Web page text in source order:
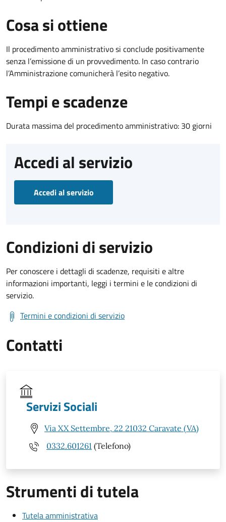
Cosa si ottiene
Il procedimento amministrativo si conclude positivamente
senza l’emissione di un provvedimento. In caso contrario
l’Amministrazione comunicherà l’esito negativo.
Tempi e scadenze
Durata massima del procedimento amministrativo: 30 giorni
Accedi al servizio
Accedi al servizio
Condizioni di servizio
Per conoscere i dettagli di scadenze, requisiti e altre
informazioni importanti, leggi i termini e le condizioni di
servizio.
Termini e condizioni di servizio
Contatti
Servizi Sociali
Via XX Settembre, 22 21032 Caravate (VA)
0332.601261 (Telefono)
Strumenti di tutela
Tutela amministrativa